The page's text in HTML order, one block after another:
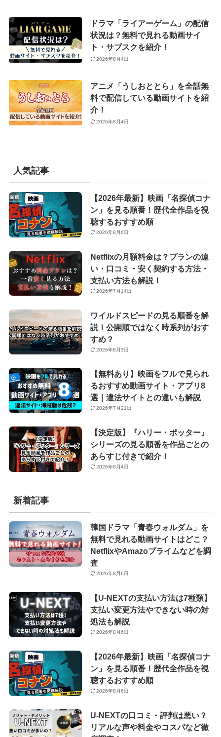
ドラマ「ライアーゲーム」の配信
状況は？無料で見れる動画サイ
ト・サブスクを紹介！
2026年8月4日
アニメ「うしおととら」を全話無
料で配信している動画サイトを紹
介！
2026年8月4日
人気記事
【2026年最新】映画「名探偵コナ
ン」を見る順番！歴代全作品を視
聴するおすすめ順
2026年8月6日
Netflixの月額料金は？プランの違
い・口コミ・安く契約する方法・
支払い方法も解説！
2026年7月14日
ワイルドスピードの見る順番を解
説！公開順ではなく時系列がおす
すめ？
2026年8月3日
【無料あり】映画をフルで見られ
るおすすめ動画サイト・アプリ8
選｜違法サイトとの違いも解説
2026年7月21日
【決定版】『ハリー・ポッター』
シリーズの見る順番を作品ごとの
あらすじ付きで紹介！
2026年8月4日
新着記事
韓国ドラマ「青春ウォルダム」を
無料で見れる動画サイトはどこ？
NetflixやAmazoプライムなどを調
査
2026年8月6日
【U-NEXTの支払い方法は7種類】
支払い変更方法やできない時の対
処法も解説
2026年8月6日
【2026年最新】映画「名探偵コナ
ン」を見る順番！歴代全作品を視
聴するおすすめ順
2026年8月6日
U-NEXTの口コミ・評判は悪い？
リアルな声や料金やコスパなど徹